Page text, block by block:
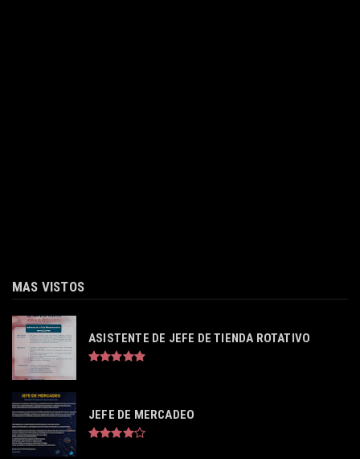
MAS VISTOS
ASISTENTE DE JEFE DE TIENDA ROTATIVO
JEFE DE MERCADEO